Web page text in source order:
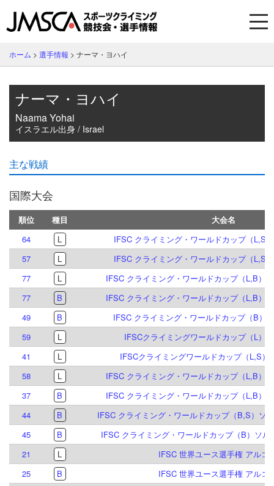
ホーム > 選手情報 > ナーマ・ヨハイ
ナーマ・ヨハイ
Naama Yohai
イスラエル出身 / Israel
主な戦績
国際大会
順位 種目
大会名
64
L
IFSC クライミング・ワールドカップ（L,S
57
L
IFSC クライミング・ワールドカップ（L,S
77
L
IFSC クライミング・ワールドカップ（L,B）
77
B
IFSC クライミング・ワールドカップ（L,B）
49
B
IFSC クライミング・ワールドカップ（B）
59
L
IFSCクライミングワールドカップ（L）
41
L
IFSCクライミングワールドカップ（L,S）
58
L
IFSC クライミング・ワールドカップ（L,B）
37
B
IFSC クライミング・ワールドカップ（L,B）
44
B
IFSC クライミング・ワールドカップ（B,S）ソ
45
B
IFSC クライミング・ワールドカップ（B）ソル
21
L
IFSC 世界ユース選手権 アルコ
25
B
IFSC 世界ユース選手権 アルコ